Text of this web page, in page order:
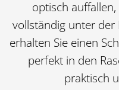
optisch
vollständig unter der
erhalten Sie einen
perfekt in den
praktisch